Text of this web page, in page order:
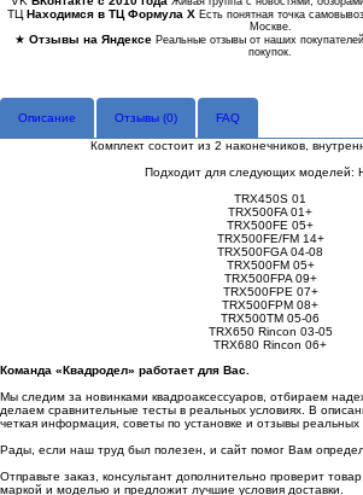
ТЦ Находимся в ТЦ Формула Х Есть понятная точка
Москве.
★ Отзывы на Яндексе Реальные отзывы от наших
покупок.
Описание Отзывы (0) FAQ
Комплект состоит из 2 наконечников,
Подходит для следующих моделей:
TRX450S 01
TRX500FA 01+
TRX500FE 05+
TRX500FE/FM 14+
TRX500FGA 04-08
TRX500FM 05+
TRX500FPA 09+
TRX500FPE 07+
TRX500FPM 08+
TRX500TM 05-06
TRX650 Rincon 03-05
TRX680 Rincon 06+
Команда «Квадродел» работает для Вас.
Мы следим за новинками квадроаксессуаров, отбираем
делаем сравнительные тесты в реальных условиях. В
четкая информация, советы по установке и отзывы реальных
Рады, если наш труд был полезен, и сайт помог Вам
Отправьте заказ, консультант дополнительно проверит
маркой и моделью и предложит лучшие условия доставки.